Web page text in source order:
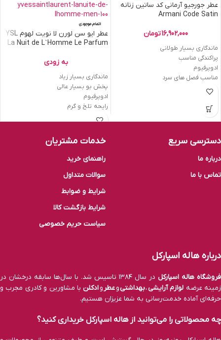
عطر جورجیو آرمانی کد ساتین زنانه
Armani Code Satin
16,902,000تومان
ماندگاری بسیار طولانی
پراکندگی مناسب
ادوپرفیوم
مناسب فصل های سرد
اتمام موجودی
عطر ایو سن لورن لا نویت لهوم YSL
La Nuit de L`Homme Le Parfum
به زودی
ماندگاری بسیار زیاد
پخش بو بسیار عالی
ادوپرفیوم
رایحه تلخ و گرم
دسترسی سریع
درباره ما
تماس با ما
خدمات مشتریان
راهنمای خرید
سوالات متداول
شرایط و ضوابط
شرایط بازگشت کالا
سیاست حریم خصوصی
درباره هاله اسپارکل
فروشگاه هاله اسپارکل
در سال ۱۳۸۴ تاسیس شد. با سال‌ها سابقه درخشان در
زمینه عرضه لوازم آرایشی،بهداشتیوعطروادکلن با مشاورین و کادری مجرب و
حرفه‌ای آماده خدمت‌رسانی به شما عزیزان هستیم.
چه محصولاتی را می‌توانید از هاله اسپارکل خریداری کنید؟